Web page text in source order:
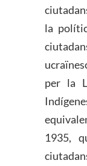
la
per la
1935,